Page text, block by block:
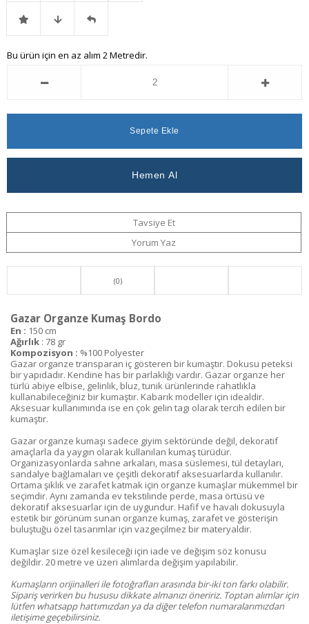
Telefonla
Sipariş
Favorilere
Ekle
İstek
Listeme
İndirimli Fiyat
Ver
Gelince
Bu ürün için en az alım 2 Metredir.
Tavsiye Et
Yorum Yaz
(0)
Gazar Organze Kumaş Bordo
En : 150 cm
Ağırlık : 78 gr
Kompozisyon : %100 Polyester
Gazar organze transparan iç gösteren bir kumaştır. Dokusu peteksi
bir yapıdadır. Kendine has bir parlaklığı vardır. Gazar organze her
türlü abiye elbise, gelinlik, bluz, tunik ürünlerinde rahatlıkla
kullanabileceğiniz bir kumaştır. Kabarık modeller için idealdir.
Aksesuar kullanımında ise en çok gelin tagı olarak tercih edilen bir
kumaştır.
Gazar organze kumaşı sadece giyim sektöründe değil, dekoratif
amaçlarla da yaygın olarak kullanılan kumaş türüdür.
Organizasyonlarda sahne arkaları, masa süslemesi, tül detayları,
sandalye bağlamaları ve çeşitli dekoratif aksesuarlarda kullanılır.
Ortama şıklık ve zarafet katmak için organze kumaşlar mükemmel bir
seçimdir. Aynı zamanda ev tekstilinde perde, masa örtüsü ve
dekoratif aksesuarlar için de uygundur. Hafif ve havalı dokusuyla
estetik bir görünüm sunan organze kumaş, zarafet ve gösterişin
buluştuğu özel tasarımlar için vazgeçilmez bir materyaldir.
Kumaşlar size özel kesileceği için iade ve değişim söz konusu
değildir. 20 metre ve üzeri alımlarda değişim yapılabilir.
Kumaşların orijinalleri ile fotoğrafları arasında bir-iki ton farkı olabilir.
Sipariş verirken bu hususu dikkate almanızı öneririz. Toptan alımlar için
lütfen whatsapp hattımızdan ya da diğer telefon numaralarımızdan
iletişime geçebilirsiniz.